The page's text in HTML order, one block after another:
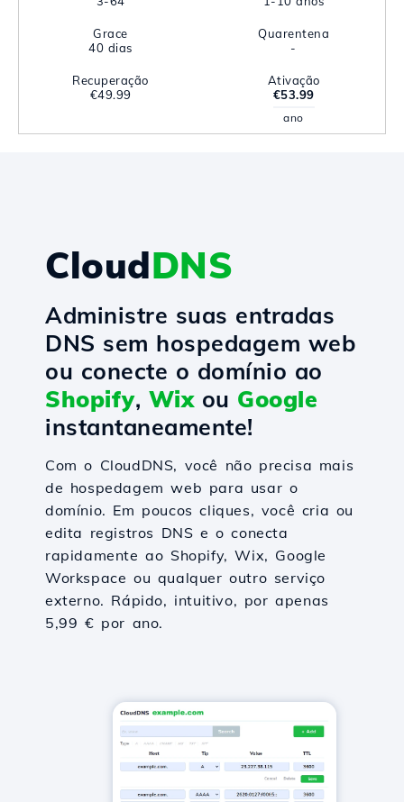
Grace
40 dias
Quarentena
-
Recuperação
€49.99
Ativação
€53.99
ano
CloudDNS
Administre suas entradas
DNS sem hospedagem web
ou conecte o domínio ao
Shopify, Wixou Google
instantaneamente!
Com o CloudDNS, você não precisa mais
de hospedagem web para usar o
domínio. Em poucos cliques, você cria ou
edita registros DNS e o conecta
rapidamente ao Shopify, Wix, Google
Workspace ou qualquer outro serviço
externo. Rápido, intuitivo, por apenas
5,99 € por ano.